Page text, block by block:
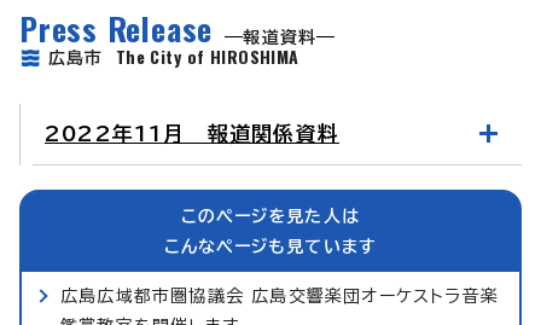
Press Release
報道資料
広島市 The City of HIROSHIMA
2022年11月 報道関係資料
このページを見た人は
こんなページも見ています
広島広域都市圏協議会 広島交響楽団オーケストラ音楽